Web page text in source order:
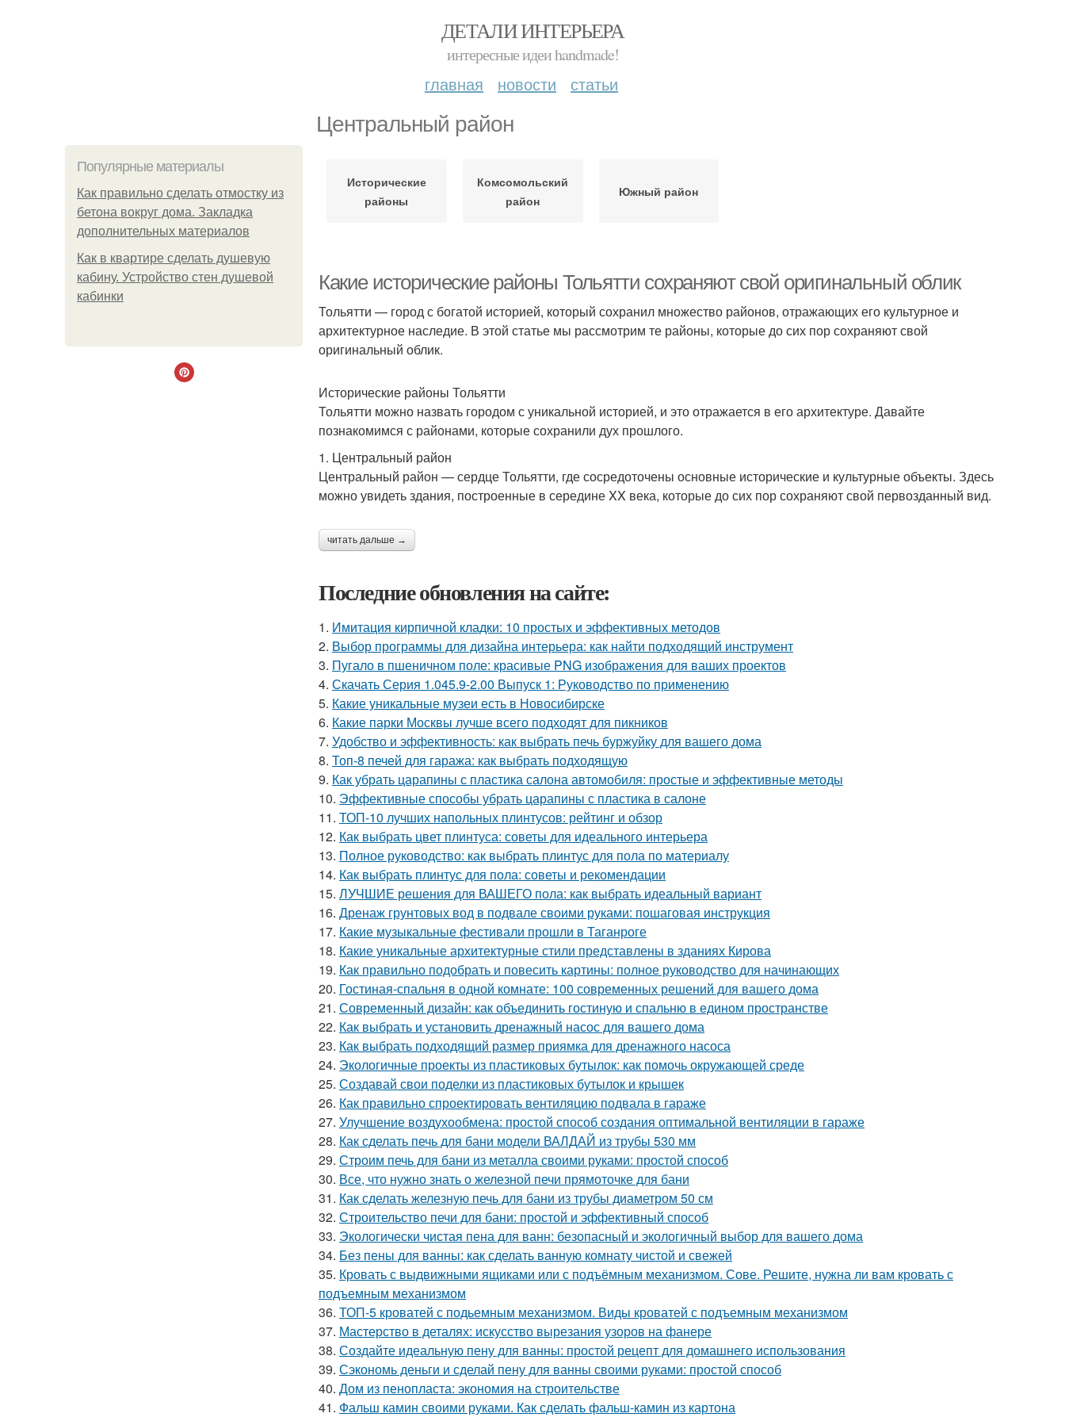
ДЕТАЛИ ИНТЕРЬЕРА
интересные идеи handmade!
главная новости статьи
Центральный район
Популярные материалы
Как правильно сделать отмостку из
бетона вокруг дома. Закладка
дополнительных материалов
Как в квартире сделать душевую
кабину. Устройство стен душевой
кабинки
Исторические
районы
Комсомольский
район
Южный район
Какие исторические районы Тольятти сохраняют свой оригинальный облик
Тольятти — город с богатой историей, который сохранил множество районов, отражающих его культурное и
архитектурное наследие. В этой статье мы рассмотрим те районы, которые до сих пор сохраняют свой
оригинальный облик.
Исторические районы Тольятти
Тольятти можно назвать городом с уникальной историей, и это отражается в его архитектуре. Давайте
познакомимся с районами, которые сохранили дух прошлого.
1. Центральный район
Центральный район — сердце Тольятти, где сосредоточены основные исторические и культурные объекты. Здесь
можно увидеть здания, построенные в середине XX века, которые до сих пор сохраняют свой первозданный вид.
читать дальше →
Последние обновления на сайте:
1. Имитация кирпичной кладки: 10 простых и эффективных методов
2. Выбор программы для дизайна интерьера: как найти подходящий инструмент
3. Пугало в пшеничном поле: красивые PNG изображения для ваших проектов
4. Скачать Серия 1.045.9-2.00 Выпуск 1: Руководство по применению
5. Какие уникальные музеи есть в Новосибирске
6. Какие парки Москвы лучше всего подходят для пикников
7. Удобство и эффективность: как выбрать печь буржуйку для вашего дома
8. Топ-8 печей для гаража: как выбрать подходящую
9. Как убрать царапины с пластика салона автомобиля: простые и эффективные методы
10. Эффективные способы убрать царапины с пластика в салоне
11. ТОП-10 лучших напольных плинтусов: рейтинг и обзор
12. Как выбрать цвет плинтуса: советы для идеального интерьера
13. Полное руководство: как выбрать плинтус для пола по материалу
14. Как выбрать плинтус для пола: советы и рекомендации
15. ЛУЧШИЕ решения для ВАШЕГО пола: как выбрать идеальный вариант
16. Дренаж грунтовых вод в подвале своими руками: пошаговая инструкция
17. Какие музыкальные фестивали прошли в Таганроге
18. Какие уникальные архитектурные стили представлены в зданиях Кирова
19. Как правильно подобрать и повесить картины: полное руководство для начинающих
20. Гостиная-спальня в одной комнате: 100 современных решений для вашего дома
21. Современный дизайн: как объединить гостиную и спальню в едином пространстве
22. Как выбрать и установить дренажный насос для вашего дома
23. Как выбрать подходящий размер приямка для дренажного насоса
24. Экологичные проекты из пластиковых бутылок: как помочь окружающей среде
25. Создавай свои поделки из пластиковых бутылок и крышек
26. Как правильно спроектировать вентиляцию подвала в гараже
27. Улучшение воздухообмена: простой способ создания оптимальной вентиляции в гараже
28. Как сделать печь для бани модели ВАЛДАЙ из трубы 530 мм
29. Строим печь для бани из металла своими руками: простой способ
30. Все, что нужно знать о железной печи прямоточке для бани
31. Как сделать железную печь для бани из трубы диаметром 50 см
32. Строительство печи для бани: простой и эффективный способ
33. Экологически чистая пена для ванн: безопасный и экологичный выбор для вашего дома
34. Без пены для ванны: как сделать ванную комнату чистой и свежей
35. Кровать с выдвижными ящиками или с подъёмным механизмом. Сове. Решите, нужна ли вам кровать с
подъемным механизмом
36. ТОП-5 кроватей с подьемным механизмом. Виды кроватей с подъемным механизмом
37. Мастерство в деталях: искусство вырезания узоров на фанере
38. Создайте идеальную пену для ванны: простой рецепт для домашнего использования
39. Сэкономь деньги и сделай пену для ванны своими руками: простой способ
40. Дом из пенопласта: экономия на строительстве
41. Фальш камин своими руками. Как сделать фальш-камин из картона